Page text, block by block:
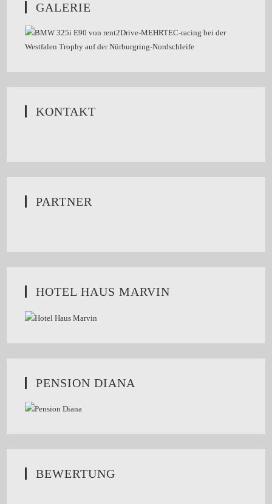
GALERIE
KONTAKT
PARTNER
HOTEL HAUS MARVIN
PENSION DIANA
BEWERTUNG